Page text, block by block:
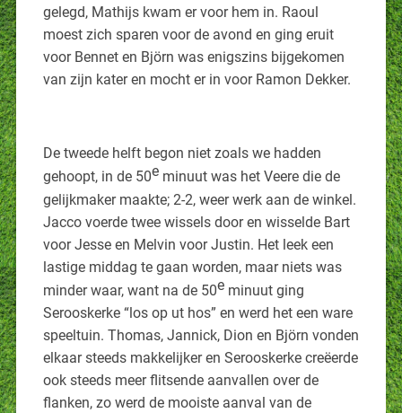
gelegd, Mathijs kwam er voor hem in. Raoul
moest zich sparen voor de avond en ging eruit
voor Bennet en Björn was enigszins bijgekomen
van zijn kater en mocht er in voor Ramon Dekker.
De tweede helft begon niet zoals we hadden
gehoopt, in de 50eminuut was het Veere die de
gelijkmaker maakte; 2-2, weer werk aan de winkel.
Jacco voerde twee wissels door en wisselde Bart
voor Jesse en Melvin voor Justin. Het leek een
lastige middag te gaan worden, maar niets was
minder waar, want na de 50eminuut ging
Serooskerke “los op ut hos” en werd het een ware
speeltuin. Thomas, Jannick, Dion en Björn vonden
elkaar steeds makkelijker en Serooskerke creëerde
ook steeds meer flitsende aanvallen over de
flanken, zo werd de mooiste aanval van de